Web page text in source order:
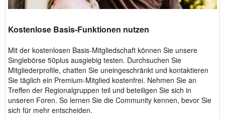
Kostenlose Basis-Funktionen nutzen
Mit der kostenlosen Basis-Mitgliedschaft können Sie unsere
Singlebörse 50plus ausgiebig testen. Durchsuchen Sie
Mitgliederprofile, chatten Sie uneingeschränkt und kontaktieren
Sie täglich ein Premium-Mitglied kostenfrei. Nehmen Sie an
Treffen der Regionalgruppen teil und beteiligen Sie sich in
unseren Foren. So lernen Sie die Community kennen, bevor Sie
sich für mehr entscheiden.